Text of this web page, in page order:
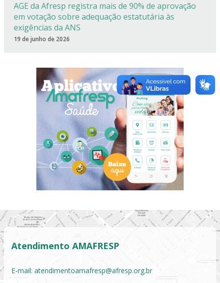
AGE da Afresp registra mais de 90% de aprovação
em votação sobre adequação estatutária às
exigências da ANS
19 de junho de 2026
Atendimento AMAFRESP
E-mail: atendimentoamafresp@afresp.org.br